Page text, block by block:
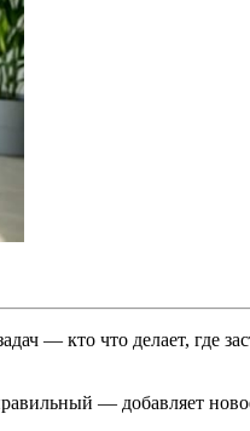
— кто что делает, где
— добавляет